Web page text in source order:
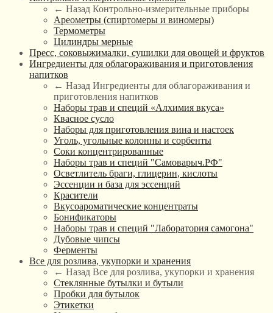
← Назад Контрольно-измерительные приборы
Ареометры (спиртомеры и виномеры)
Термометры
Цилиндры мерные
Пресс, соковыжималки, сушилки для овощей и фруктов
Ингредиенты для облагораживания и приготовления
напитков
← Назад Ингредиенты для облагораживания и
приготовления напитков
Наборы трав и специй «Алхимия вкуса»
Квасное сусло
Наборы для приготовления вина и настоек
Уголь, угольные колонны и сорбенты
Соки концентрированные
Наборы трав и специй "Самоварыч.РФ"
Осветлитель браги, глицерин, кислоты
Эссенции и база для эссенций
Красители
Вкусоароматические концентраты
Бонификаторы
Наборы трав и специй "Лаборатория самогона"
Дубовые чипсы
Ферменты
Все для розлива, укупорки и хранения
← Назад Все для розлива, укупорки и хранения
Стеклянные бутылки и бутыли
Пробки для бутылок
Этикетки